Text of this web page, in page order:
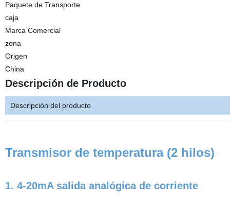
Paquete de Transporte
caja
Marca Comercial
zona
Origen
China
Descripción de Producto
Descripción del producto
Transmisor de temperatura (2 hilos)
1. 4-20mA salida analógica de corriente